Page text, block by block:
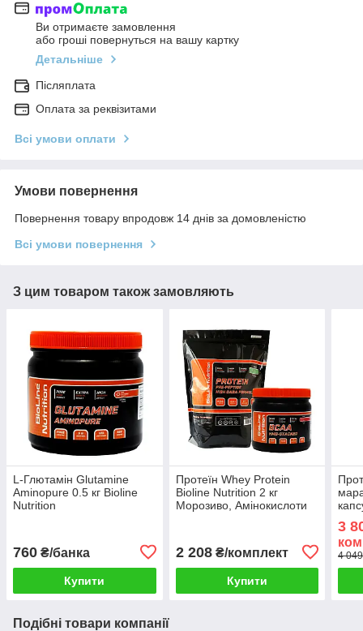
Ви отримаєте замовлення
або гроші повернуться на вашу картку
Детальніше
Післяплата
Оплата за реквізитами
Всі умови оплати
Умови повернення
Повернення товару впродовж 14 днів за домовленістю
Всі умови повернення
З цим товаром також замовляють
L-Глютамін Glutamine
Aminopure 0.5 кг Bioline
Nutrition
760 ₴/банка
Купити
Протеїн Whey Protein
Bioline Nutrition 2 кг
Морозиво, Амінокислоти
2 208₴/комплект
Купити
3
4
Подібні товари компанії